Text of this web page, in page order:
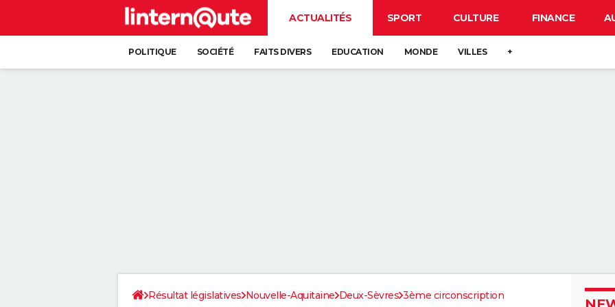
ACTUALITÉS SPORT CULTURE FINANCE
POLITIQUE SOCIÉTÉ FAITS DIVERS EDUCATION MONDE VILLES +
Résultat législatives Nouvelle-Aquitaine Deux-Sèvres 3ème circonscription